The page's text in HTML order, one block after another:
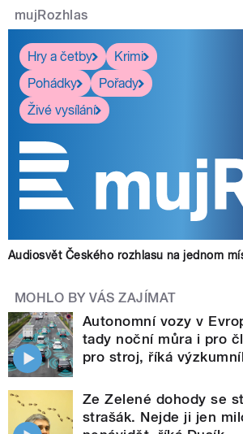
mujRozhlas
Hry a četby
Krimi
Pohádky
Pořady
Živé vysílání
Audiosvět Českého rozhlasu na jednom
MOHLO BY VÁS ZAJÍMAT
Autonomní vozy v
tady noční můra i pro
pro stroj, říká
Ze Zelené dohody se
strašák. Nejde ji jen